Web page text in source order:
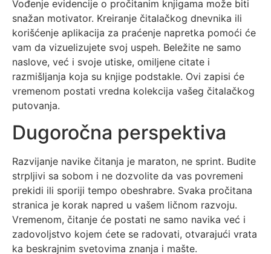
Vođenje evidencije o pročitanim knjigama može biti
snažan motivator. Kreiranje čitalačkog dnevnika ili
korišćenje aplikacija za praćenje napretka pomoći će
vam da vizuelizujete svoj uspeh. Beležite ne samo
naslove, već i svoje utiske, omiljene citate i
razmišljanja koja su knjige podstakle. Ovi zapisi će
vremenom postati vredna kolekcija vašeg čitalačkog
putovanja.
Dugoročna perspektiva
Razvijanje navike čitanja je maraton, ne sprint. Budite
strpljivi sa sobom i ne dozvolite da vas povremeni
prekidi ili sporiji tempo obeshrabre. Svaka pročitana
stranica je korak napred u vašem ličnom razvoju.
Vremenom, čitanje će postati ne samo navika već i
zadovoljstvo kojem ćete se radovati, otvarajući vrata
ka beskrajnim svetovima znanja i mašte.